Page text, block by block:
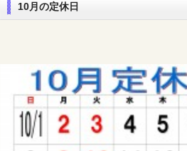
10月の定休日